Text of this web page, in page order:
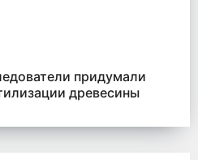
придумали
древесины